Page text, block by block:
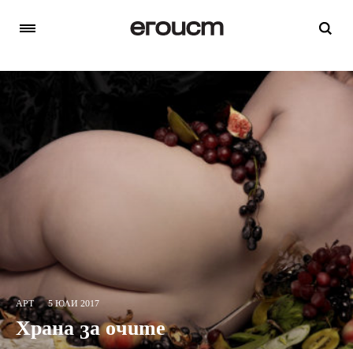
АРТ 5 ЮЛИ 2017
Храна за очите